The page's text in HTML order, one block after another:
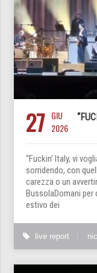
27 GIU
2026
“Fuckin’ Italy, vi
sorridendo, con
carezza o un
BussolaDomani per
estivo dei
live report